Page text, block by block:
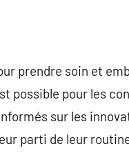
prendre soin et
possible pour les
sur les
parti de leur